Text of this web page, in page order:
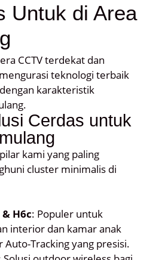
Untuk di Area
CCTV terdekat dan
teknologi terbaik
karakteristik
Cerdas untuk
kami yang paling
cluster minimalis di
& H6c: Populer untuk
interior dan kamar anak
Auto-Tracking yang presisi.